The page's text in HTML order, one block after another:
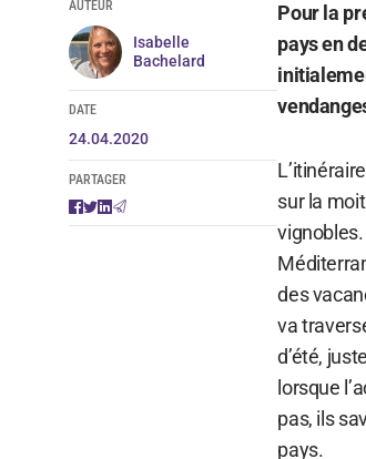
AUTEUR
Isabelle
Bachelard
DATE
24.04.2020
PARTAGER
Pour la
pays en
sur la
des
va
d’été,
lorsque
pas, ils
pays.